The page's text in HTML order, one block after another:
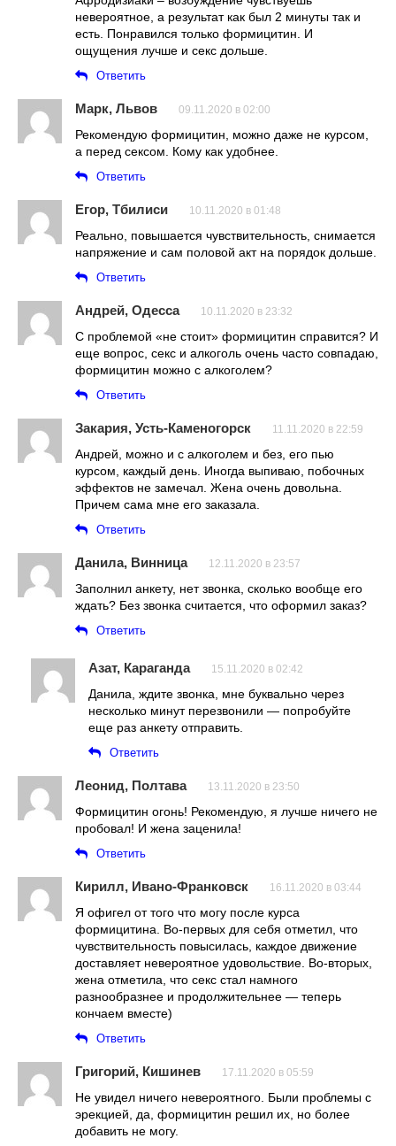
невероятное, а результат как был 2 минуты так и
есть. Понравился только формицитин. И
ощущения лучше и секс дольше.
Ответить
Марк, Львов 09.11.2020 в 02:00
Рекомендую формицитин, можно даже не курсом,
а перед сексом. Кому как удобнее.
Ответить
Егор, Тбилиси 10.11.2020 в 01:48
Реально, повышается чувствительность, снимается
напряжение и сам половой акт на порядок дольше.
Ответить
Андрей, Одесса 10.11.2020 в 23:32
С проблемой «не стоит» формицитин справится? И
еще вопрос, секс и алкоголь очень часто совпадаю,
формицитин можно с алкоголем?
Ответить
Закария, Усть-Каменогорск 11.11.2020 в 22:59
Андрей, можно и с алкоголем и без, его пью
курсом, каждый день. Иногда выпиваю, побочных
эффектов не замечал. Жена очень довольна.
Причем сама мне его заказала.
Ответить
Данила, Винница 12.11.2020 в 23:57
Заполнил анкету, нет звонка, сколько вообще его
ждать? Без звонка считается, что оформил заказ?
Ответить
Азат, Караганда 15.11.2020 в 02:42
Данила, ждите звонка, мне буквально через
несколько минут перезвонили — попробуйте
еще раз анкету отправить.
Ответить
Леонид, Полтава 13.11.2020 в 23:50
Формицитин огонь! Рекомендую, я лучше ничего не
пробовал! И жена заценила!
Ответить
Кирилл, Ивано-Франковск 16.11.2020 в 03:44
Я офигел от того что могу после курса
формицитина. Во-первых для себя отметил, что
чувствительность повысилась, каждое движение
доставляет невероятное удовольствие. Во-вторых,
жена отметила, что секс стал намного
разнообразнее и продолжительнее — теперь
кончаем вместе)
Ответить
Григорий, Кишинев 17.11.2020 в 05:59
Не увидел ничего невероятного. Были проблемы с
эрекцией, да, формицитин решил их, но более
добавить не могу.